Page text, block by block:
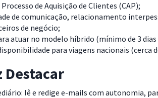
de Aquisição de Clientes (CAP);
de comunicação, relacionamento
de negócio;
atuar no modelo híbrido (mínimo de 3 dias
para viagens nacionais (cerca
Destacar
lê e redige e-mails com autonomia,